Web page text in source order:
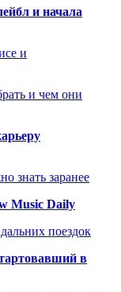
и начала
и
и чем они
знать заранее
Music Daily
поездок
в